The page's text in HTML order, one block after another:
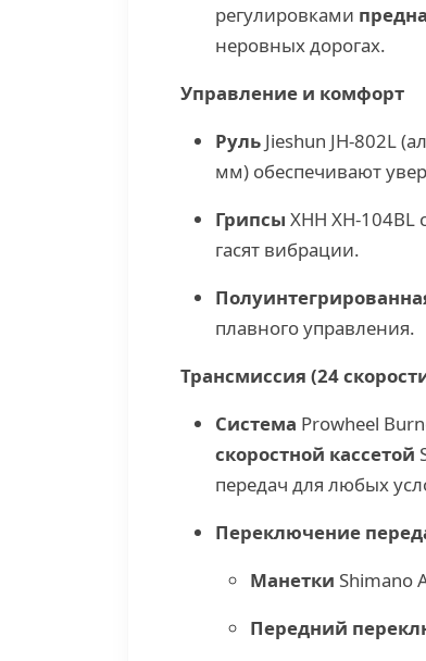
регулировками
неровных дорогах.
Управление и комфорт
Руль Jieshun JH-802L
мм) обеспечивают
Грипсы XHH XH-104BL
гасят вибрации.
плавного управления.
Трансмиссия (24
Система Prowheel
скоростной кассетой
передач для любых
Переключение
Манетки Shimano
Передний